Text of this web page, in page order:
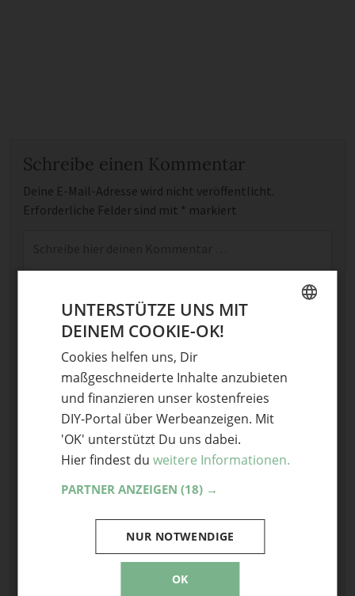
Schreibe einen Kommentar
Deine E-Mail-Adresse wird nicht veröffentlicht.
Erforderliche Felder sind mit * markiert
Optional: Foto teilen
Bild anhängen
Keine Datei ausgewählt
Maximale Dateigröße: 8 MB.
UNTERSTÜTZE UNS MIT
DEINEM COOKIE-OK!
Cookies helfen uns, Dir
maßgeschneiderte Inhalte anzubieten
und finanzieren unser kostenfreies
DIY-Portal über Werbeanzeigen. Mit
'OK' unterstützt Du uns dabei.
Hier findest du weitere Informationen.
PARTNER ANZEIGEN (18) →
OK
NUR NOTWENDIGE